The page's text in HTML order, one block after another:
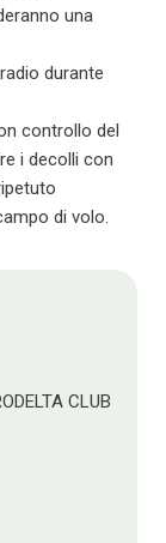
una
durante
controllo del
i decolli con
di volo.
CLUB